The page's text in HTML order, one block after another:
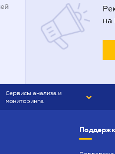
на
Сервисы анализа и
мониторинга